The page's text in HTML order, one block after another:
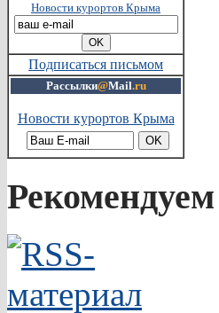
Новости курортов Крыма
Подписаться письмом
Рассылки@Mail.ru
Новости курортов Крыма